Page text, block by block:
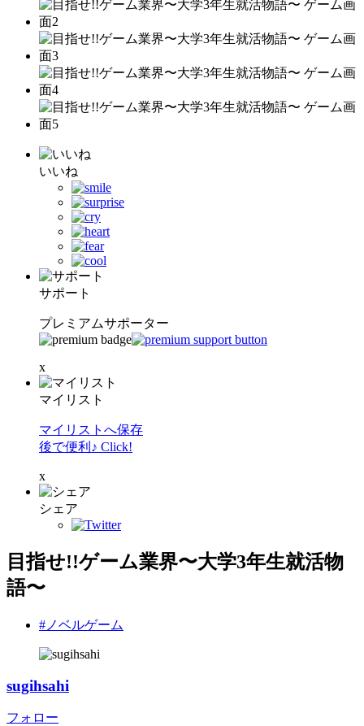
いいね
サポート
プレミアムサポーター
x
マイリスト
マイリストへ保存
後で便利♪ Click!
x
シェア
目指せ!!ゲーム業界〜大学3年生就活物
語〜
#ノベルゲーム
sugihsahi
フォロー